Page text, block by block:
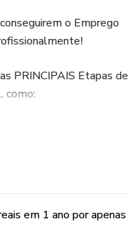
o Emprego
PRINCIPAIS Etapas de
como:
ouvir
com confiança cada
em 1 ano por apenas